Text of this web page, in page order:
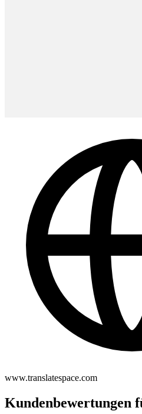
www.translatespace.com
Kundenbewertungen